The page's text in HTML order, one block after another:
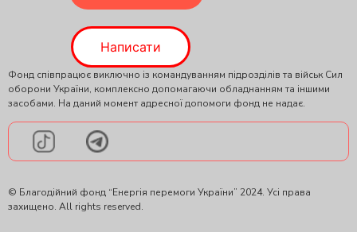
Написати
Фонд співпрацює виключно із командуванням підрозділів та військ Сил
оборони України, комплексно допомагаючи обладнанням та іншими
засобами. На даний момент адресної допомоги фонд не надає.
© Благодійний фонд “Енергiя перемоги України” 2024. Усі права
захищено. All rights reserved.